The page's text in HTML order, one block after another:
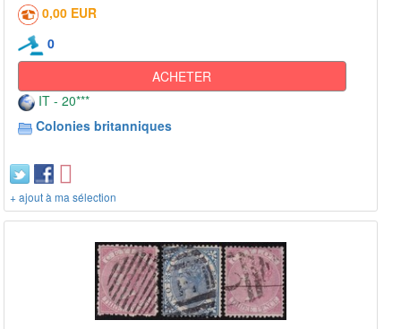
0,00 EUR
0
ACHETER
IT - 20***
Colonies britanniques
+ ajout à ma sélection